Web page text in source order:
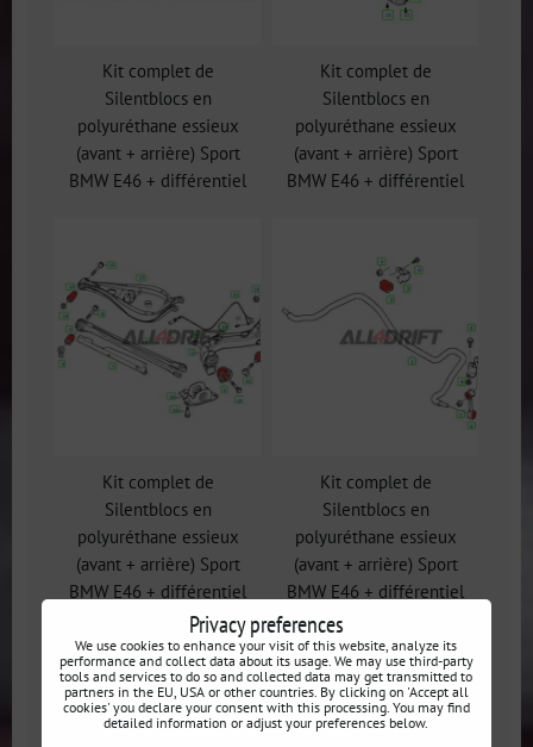
Kit complet de
Silentblocs en
polyuréthane essieux
(avant + arrière) Sport
BMW E46 + différentiel
Kit complet de
Silentblocs en
polyuréthane essieux
(avant + arrière) Sport
BMW E46 + différentiel
Kit complet de
Silentblocs en
polyuréthane essieux
(avant + arrière) Sport
BMW E46 + différentiel
Kit complet de
Silentblocs en
polyuréthane essieux
(avant + arrière) Sport
BMW E46 + différentiel
Privacy preferences
We use cookies to enhance your visit of this website, analyze its
performance and collect data about its usage. We may use third-party
tools and services to do so and collected data may get transmitted to
partners in the EU, USA or other countries. By clicking on 'Accept all
cookies' you declare your consent with this processing. You may find
detailed information or adjust your preferences below.